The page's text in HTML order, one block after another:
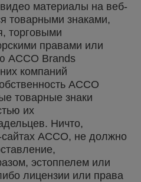
материалы на веб-
товарными знаками,
торговыми
правами или
ACCO Brands
компаний
ACCO
товарные знаки
их
Ничто,
ACCO, не должно
эстоппелем или
лицензии или права